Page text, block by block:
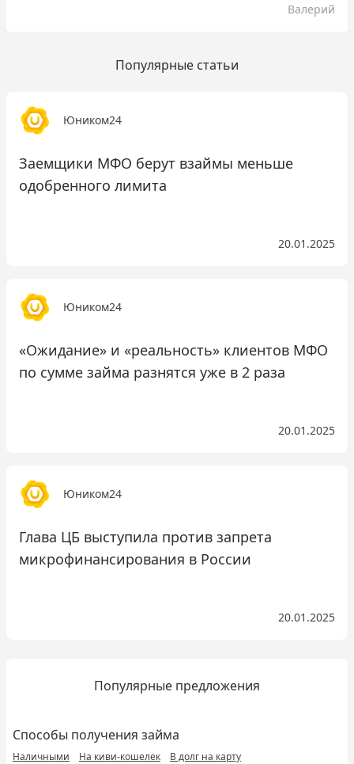
Валерий
Популярные статьи
Юником24
Заемщики МФО берут взаймы меньше
одобренного лимита
20.01.2025
Юником24
«Ожидание» и «реальность» клиентов МФО
по сумме займа разнятся уже в 2 раза
20.01.2025
Юником24
Глава ЦБ выступила против запрета
микрофинансирования в России
20.01.2025
Популярные предложения
Способы получения займа
Наличными На киви-кошелек
В долг на карту